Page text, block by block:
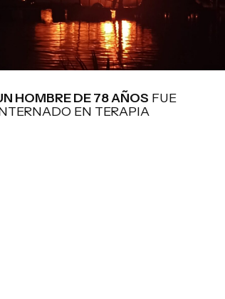
HOMBRE DE 78 AÑOS FUE
EN TERAPIA